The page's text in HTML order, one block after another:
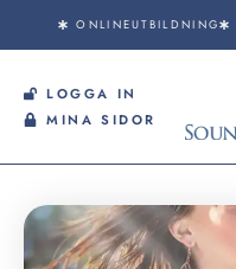
ONLINEUTBILDNING
LOGGA IN
MINA SIDOR